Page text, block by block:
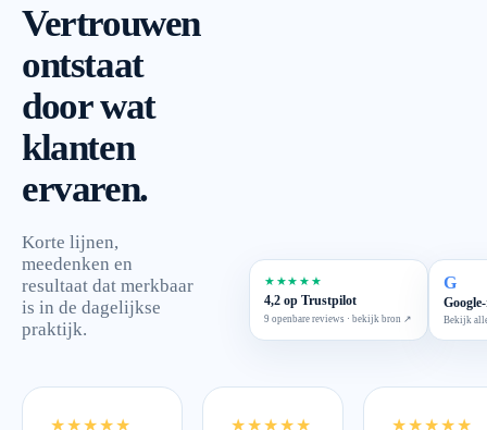
Vertrouwen
ontstaat
door wat
klanten
ervaren.
Korte lijnen,
meedenken en
resultaat dat merkbaar
is in de dagelijkse
praktijk.
★★★★★
4,2 op Trustpilot
9 openbare reviews · bekijk bron ↗
G
Bekijk
★★★★★ ★★★★★ ★★★★★